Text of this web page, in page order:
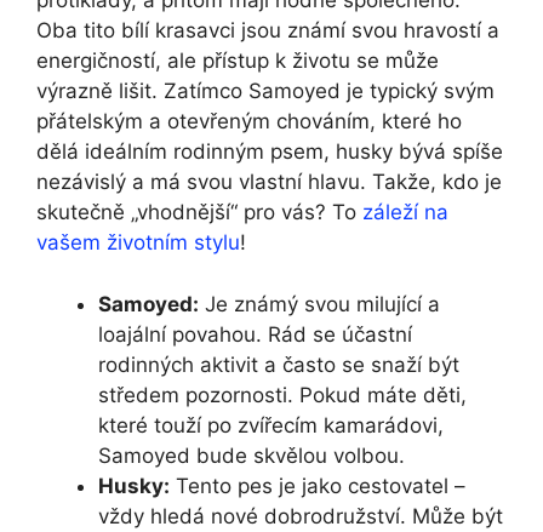
Oba tito bílí krasavci jsou známí svou hravostí a
energičností, ale přístup k životu se může
výrazně lišit. Zatímco Samoyed je typický svým
přátelským a otevřeným chováním, které ho
dělá ideálním rodinným psem, husky bývá spíše
nezávislý a má svou vlastní hlavu. Takže, kdo je
skutečně „vhodnější“ pro vás? To záleží na
vašem životním stylu!
Samoyed: Je známý svou milující a
loajální povahou. Rád se účastní
rodinných aktivit a často se snaží být
středem pozornosti. Pokud máte děti,
které touží po zvířecím kamarádovi,
Samoyed bude skvělou volbou.
Husky: Tento pes je jako cestovatel –
vždy hledá nové dobrodružství. Může být